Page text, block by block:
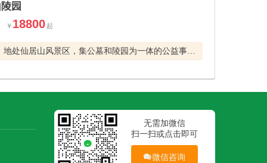
园
18800
地处仙居山风景区，集公墓和陵园为一体的公益事业工程
无需加微信
扫一扫或点击即可
微信咨询